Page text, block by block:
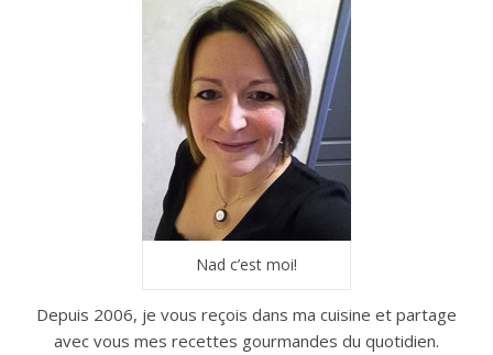
Nad c’est moi!
Depuis 2006, je vous reçois dans ma cuisine et partage
avec vous mes recettes gourmandes du quotidien.